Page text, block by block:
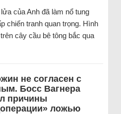
của Anh đã làm nổ tung
chiến tranh quan trọng. Hình
cây cầu bê tông bắc qua
не согласен с
Босс Вагнера
причины
ложью